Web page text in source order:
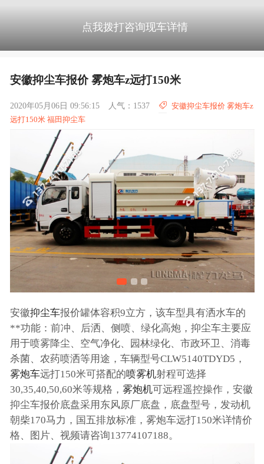
点我拨打咨询现车详情
安徽抑尘车报价 雾炮车z远打150米
2020年05月06日 09:56:15 人气：1537
安徽抑尘车报价 雾炮车z
远打150米 福田抑尘车
安徽抑尘车报价罐体容积9立方，该车型具有洒水车的
**功能：前冲、后洒、侧喷、绿化高炮，抑尘车主要应
用于喷雾降尘、空气净化、园林绿化、市政环卫、消毒
杀菌、农药喷洒等用途，车辆型号CLW5140TDYD5，
雾炮车远打150米可搭配的喷雾机射程可选择
30,35,40,50,60米等规格， 雾炮机可远程遥控操作，安徽
抑尘车报价底盘采用东风原厂底盘，底盘型号，发动机
朝柴170马力，国五排放标准，雾炮车远打150米详情价
格、图片、视频请咨询13774107188。